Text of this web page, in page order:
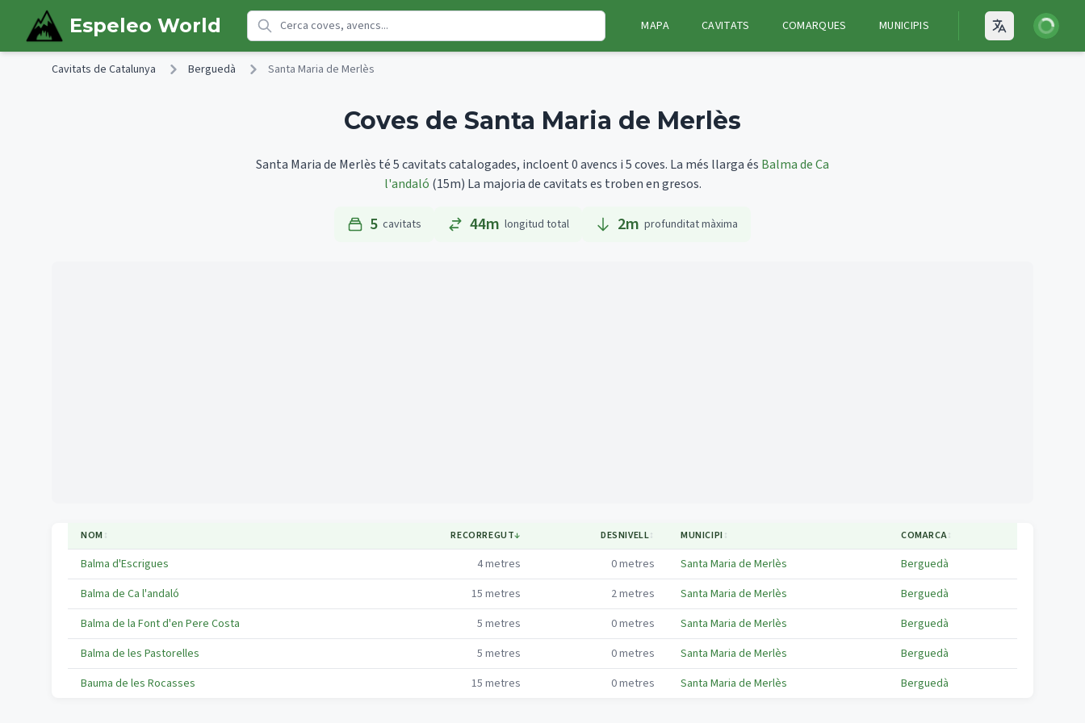
Skip to main content
Espeleo World MAPA CAVITATS COMARQUES MUNICIPIS Open
Iniciar
Cavitats de Catalunya Berguedà Santa Maria de Merlès
Coves de Santa Maria de Merlès
Santa Maria de Merlès té 5 cavitats catalogades, incloent 0 avencs i 5 coves. La més llarga és Balma de Ca
l'andaló (15m) La majoria de cavitats es troben en gresos.
5 cavitats 44m longitud total 2m profunditat màxima
NOM ↕ RECORREGUT↓ DESNIVELL↕ MUNICIPI↕ COMARCA↕
Balma d'Escrigues 4metres 0metres Santa Maria de Merlès
Berguedà
Balma de Ca l'andaló
15 metres 2metres Santa Maria de Merlès
Berguedà
Balma de la Font d'en Pere Costa
5 metres 0metres Santa Maria de Merlès
Berguedà
Balma de les Pastorelles
5 metres 0metres Santa Maria de Merlès
Berguedà
Bauma de les Rocasses
15 metres 0metres Santa Maria de Merlès Berguedà